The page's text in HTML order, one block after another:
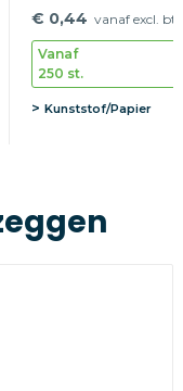
€ 0,44 vanaf excl.
Vanaf
250 st.
Kunststof/Papier